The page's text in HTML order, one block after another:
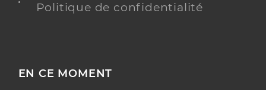
Politique de confidentialité
EN CE MOMENT